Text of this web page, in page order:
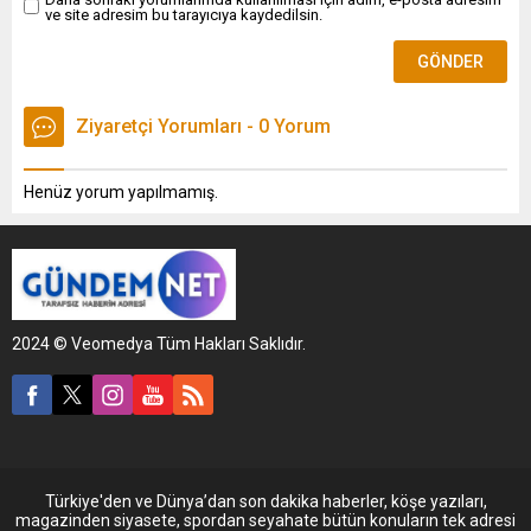
kuruyoruz” dedi.
ve site adresim bu tarayıcıya kaydedilsin.
Ziyaretçi Yorumları - 0 Yorum
Henüz yorum yapılmamış.
2024 © Veomedya Tüm Hakları Saklıdır.
Türkiye'den ve Dünya’dan son dakika haberler, köşe yazıları,
magazinden siyasete, spordan seyahate bütün konuların tek adresi